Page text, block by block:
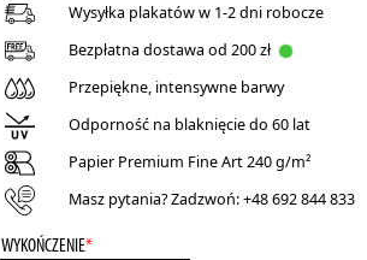
Wysyłka plakatów w 1-2 dni robocze
Bezpłatna dostawa od 200 zł
Przepiękne, intensywne barwy
Odporność na blaknięcie do 60 lat
Papier Premium Fine Art 240 g/m²
Masz pytania? Zadzwoń:+48 692 844 833
*
WYKOŃCZENIE